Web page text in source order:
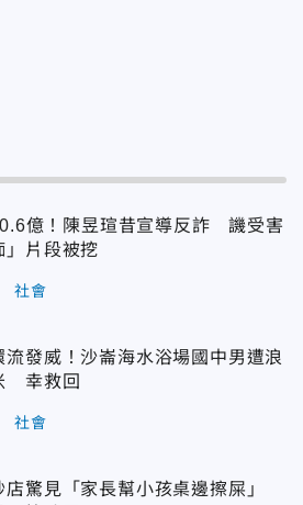
億！陳昱瑄昔宣導反詐 譏受害
」片段被挖
社會
流發威！沙崙海水浴場國中男遭浪
幸救回
社會
店驚見「家長幫小孩桌邊擦屎」